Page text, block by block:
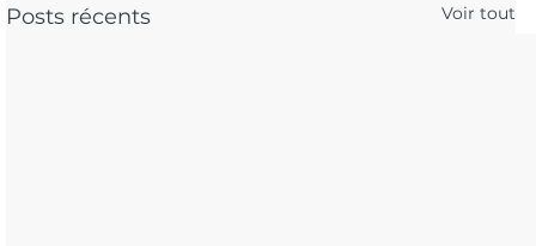
Posts récents Voir tout